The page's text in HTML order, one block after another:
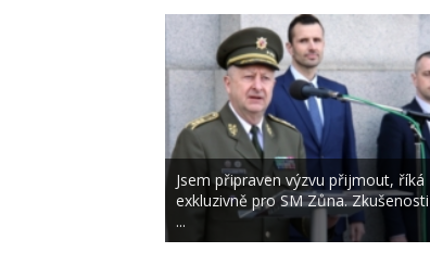
Jsem připraven výzvu přijmout, říká
exkluzivně pro SM Zůna. Zkušenosti
...